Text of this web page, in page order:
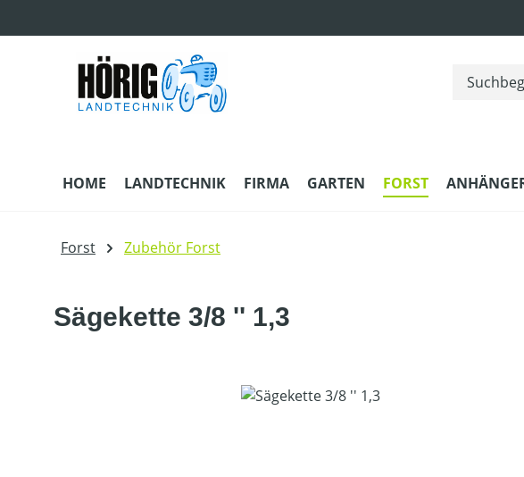
HOME LANDTECHNIK FIRMA GARTEN FORST
Forst Zubehör Forst
Sägekette 3/8 '' 1,3